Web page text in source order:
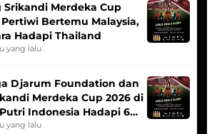
Srikandi Merdeka Cup
Bertemu Malaysia,
Hadapi Thailand
yang lalu
Djarum Foundation dan
Merdeka Cup 2026 di
Indonesia Hadapi 6
yang lalu